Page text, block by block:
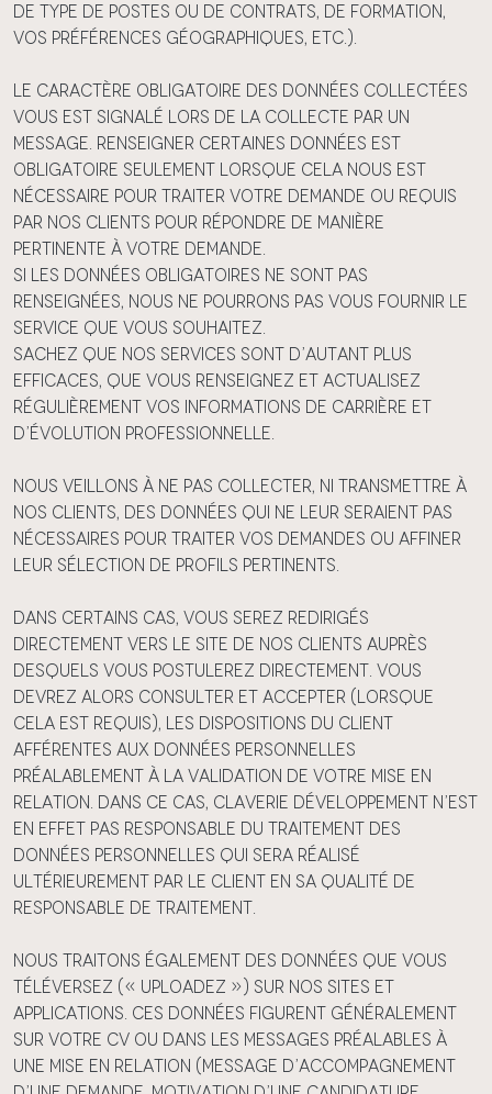
de type de postes ou de contrats, de formation,
vos préférences géographiques, etc.).
Le caractère obligatoire des données collectées
vous est signalé lors de la collecte par un
message. Renseigner certaines données est
obligatoire seulement lorsque cela nous est
nécessaire pour traiter votre demande ou requis
par nos Clients pour répondre de manière
pertinente à votre demande.
Si les données obligatoires ne sont pas
renseignées, nous ne pourrons pas vous fournir le
Service que vous souhaitez.
Sachez que nos services sont d’autant plus
efficaces, que vous renseignez et actualisez
régulièrement vos informations de carrière et
d’évolution professionnelle.
Nous veillons à ne pas collecter, ni transmettre à
nos Clients, des données qui ne leur seraient pas
nécessaires pour traiter vos demandes ou affiner
leur sélection de profils pertinents.
Dans certains cas, vous serez redirigés
directement vers le site de nos Clients auprès
desquels vous postulerez directement. Vous
devrez alors consulter et accepter (lorsque
cela est requis), les dispositions du Client
afférentes aux données personnelles
préalablement à la validation de votre mise en
relation. Dans ce cas, Claverie Développement n’est
en effet pas responsable du traitement des
données personnelles qui sera réalisé
ultérieurement par le Client en sa qualité de
responsable de traitement.
Nous traitons également des données que vous
téléversez (« uploadez ») sur nos Sites et
applications. Ces données figurent généralement
sur votre CV ou dans les messages préalables à
une mise en relation (message d’accompagnement